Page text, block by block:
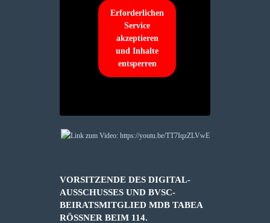
Erforderlichen
Service
akzeptieren
und Inhalte
entsperren
VORSITZENDE DES DIGITAL-
AUSSCHUSSES UND BVSC-
BEIRATSMITGLIED MDB TABEA
RÖSSNER BEIM 114. N